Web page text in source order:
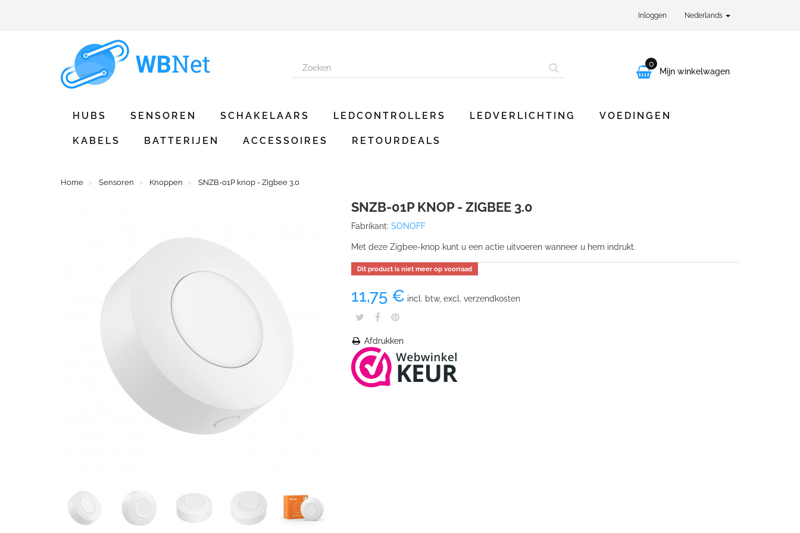
Inloggen Nederlands

0
Mijn winkelwagen
HUBS SENSOREN SCHAKELAARS LEDCONTROLLERS LEDVERLICHTING VOEDINGEN
KABELS BATTERIJEN ACCESSOIRES RETOURDEALS
Home Sensoren Knoppen SNZB-01P knop - Zigbee 3.0
SNZB-01P KNOP - ZIGBEE 3.0
Fabrikant: SONOFF
Met deze Zigbee-knop kunt u een actie uitvoeren wanneer u hem indrukt.
Dit product is niet meer op voorraad
11,75 € incl. btw, excl. verzendkosten
Afdrukken